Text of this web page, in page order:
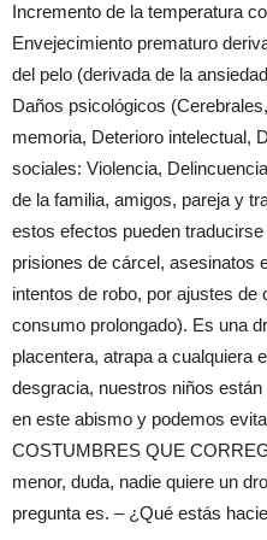
Incremento de la temperatura
Envejecimiento prematuro
del pelo (derivada de la
Daños psicológicos
memoria, Deterioro intelectual,
sociales: Violencia,
de la familia, amigos, pareja y
estos efectos pueden
prisiones de cárcel, asesinatos
intentos de robo, por ajustes
consumo prolongado). Es una
placentera, atrapa a cualquiera
desgracia, nuestros niños
en este abismo y podemos
COSTUMBRES QUE
menor, duda, nadie quiere un
pregunta es. – ¿Qué estás